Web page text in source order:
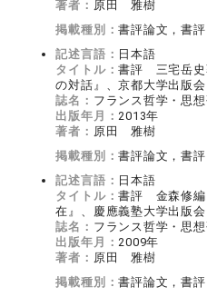
著者： 原田 雅樹
掲載種別：書評論文，書
記述言語： 日本語
タイトル：書評 三宅岳史
の対話』、京都大学出版
誌名： フランス哲学・思
出版年月：2013年
著者： 原田 雅樹
掲載種別：書評論文，書
記述言語： 日本語
タイトル：書評 金森修編
在』、慶應義塾大学出版
誌名： フランス哲学・思
出版年月：2009年
著者： 原田 雅樹
掲載種別：書評論文，書